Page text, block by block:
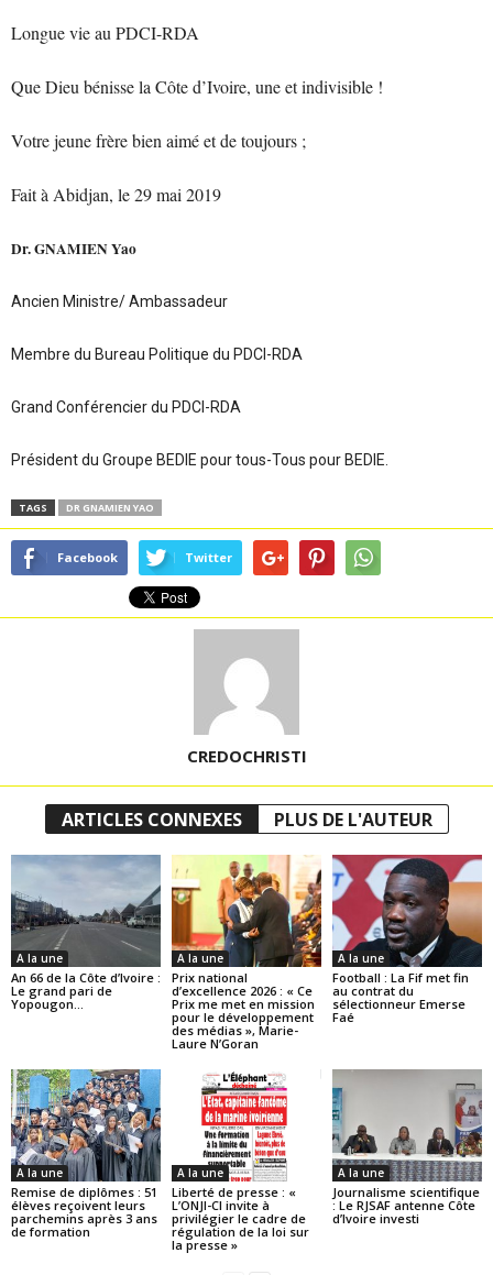
Longue vie au PDCI-RDA
Que Dieu bénisse la Côte d’Ivoire, une et indivisible !
Votre jeune frère bien aimé et de toujours ;
Fait à Abidjan, le 29 mai 2019
Dr. GNAMIEN Yao
Ancien Ministre/ Ambassadeur
Membre du Bureau Politique du PDCI-RDA
Grand Conférencier du PDCI-RDA
Président du Groupe BEDIE pour tous-Tous pour BEDIE.
TAGS DR GNAMIEN YAO
Facebook Twitter
CREDOCHRISTI
ARTICLES CONNEXES PLUS DE L'AUTEUR
A la une
An 66 de la Côte d’Ivoire :
Le grand pari de
Yopougon…
A la une
Prix national
d’excellence 2026 : « Ce
Prix me met en mission
pour le développement
des médias », Marie-
Laure N’Goran
A la une
Football : La Fif met fin
au contrat du
sélectionneur Emerse
Faé
A la une
Remise de diplômes : 51
élèves reçoivent leurs
parchemins après 3 ans
de formation
A la une
Liberté de presse : «
L’ONJI-CI invite à
privilégier le cadre de
régulation de la loi sur
la presse »
A la une
Journalisme scientifique
: Le RJSAF antenne Côte
d’Ivoire investi